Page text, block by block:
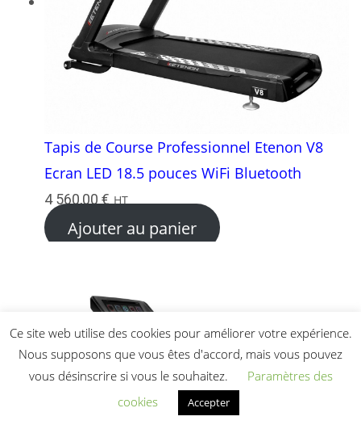
Tapis de Course Professionnel Etenon V8
Ecran LED 18.5 pouces WiFi Bluetooth
4 560,00 € HT
Ajouter au panier
Ce site web utilise des cookies pour améliorer votre expérience.
Nous supposons que vous êtes d'accord, mais vous pouvez
vous désinscrire si vous le souhaitez.
Paramètres des
cookies
Accepter